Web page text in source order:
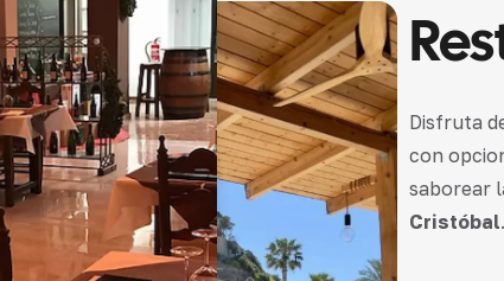
Disfruta
con
saborear
Cristóbal.